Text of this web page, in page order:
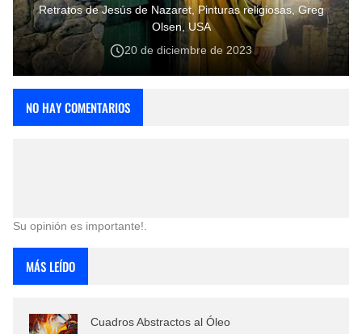
Retratos de Jesús de Nazaret, Pinturas religiosas, Greg
Olsen, USA
20 de diciembre de 2023
NO HAY COMENTARIOS
Su opinión es importante!.
MÁS LEÍDO
Cuadros Abstractos al Óleo